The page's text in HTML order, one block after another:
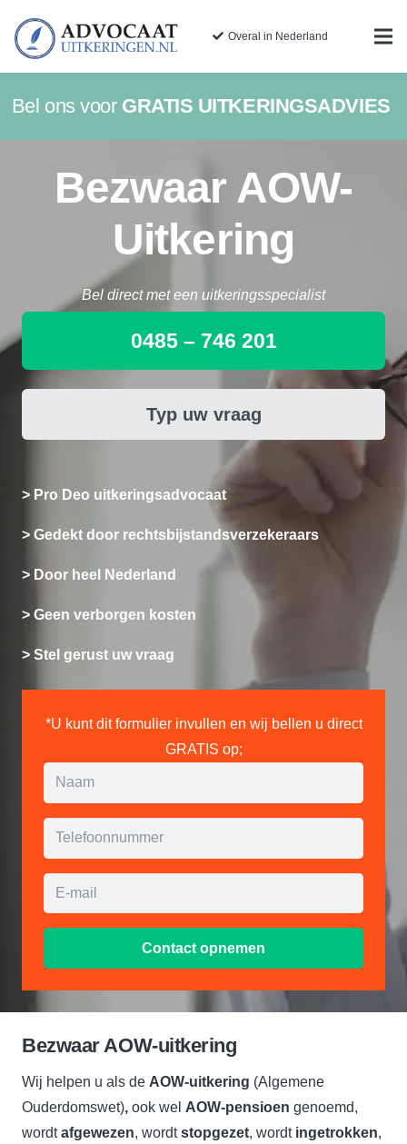
Overal in Nederland
Bel ons voor GRATIS UITKERINGSADVIES
Bezwaar AOW-
Uitkering
Bel direct met een uitkeringsspecialist
0485 – 746 201
Typ uw vraag
> Pro Deo uitkeringsadvocaat
> Gedekt door rechtsbijstandsverzekeraars
> Door heel Nederland
> Geen verborgen kosten
> Stel gerust uw vraag
*U kunt dit formulier invullen en wij bellen u direct
GRATIS op;
Contact opnemen
Bezwaar AOW-uitkering
Wij helpen u als de AOW-uitkering (Algemene
Ouderdomswet), ook wel AOW-pensioen genoemd,
wordtafgewezen, wordtstopgezet, wordt ingetrokken,